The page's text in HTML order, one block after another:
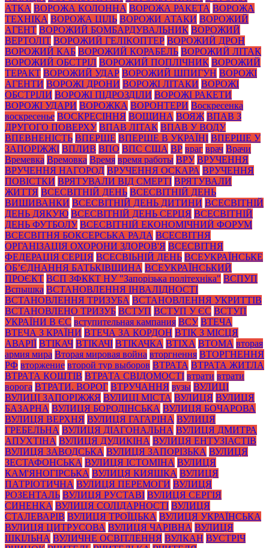
АТКА ВОРОЖА КОЛОННА ВОРОЖА РАКЕТА ВОРОЖА
ТЕХНІКА ВОРОЖА ЦІЛЬ ВОРОЖИ АТАКИ ВОРОЖИЙ
АГЕНТ ВОРОЖИЙ БОМБАРДУВАЛЬНИК ВОРОЖИЙ
ВЕРТОЛІТ ВОРОЖИЙ ГЕЛІКОПТЕР ВОРОЖИЙ ДРОН
ВОРОЖИЙ КАБ ВОРОЖИЙ КОРАБЕЛЬ ВОРОЖИЙ ЛІТАК
ВОРОЖИЙ ОБСТРІЛ ВОРОЖИЙ ПОПЛІЧНИК ВОРОЖИЙ
ТЕРАКТ ВОРОЖИЙ УДАР ВОРОЖИЙ ШПИГУН ВОРОЖІ
АГЕНТИ ВОРОЖІ ДРОНИ ВОРОЖІ ЛІТАКИ ВОРОЖІ
ОБСТРІЛИ ВОРОЖІ ПІДРОЗДІЛИ ВОРОЖІ РАКЕТИ
ВОРОЖІ УДАРИ ВОРОЖКА ВОРОНТЕРИ Воскресенка
воскресенье ВОСКРЕСІННЯ ВОЩИНА ВОЯЖ ВПАВ З
ДРУГОГО ПОВЕРХУ ВПАВ ЛІТАК ВПАВ У ВОДУ
ВПЕВНЕНІСТЬ ВПЕРШЕ ВПЕРШЕ В УКРАЇНІ ВПЕРШЕ У
ЗАПОРІЖЖІ ВПЛИВ ВПО ВПС США ВР враг врач Врачи
Времевка Времовка Время время работы ВРУ ВРУЧЕННЯ
ВРУЧЕННЯ НАГОРОД ВРУЧЕННЯ ОСКАРА ВРУЧЕННЯ
ПОВІСТКИ ВРЯТУВАЛИ ВІД СМЕРТІ ВРЯТУВАЛИ
ЖИТТЯ ВСЕСВІТНІЙ ДЕНЬ ВСЕСВІТНІЙ ДЕНЬ
ВИШИВАНКИ ВСЕСВІТНІЙ ДЕНЬ ДИТИНИ ВСЕСВІТНІЙ
ДЕНЬ ДЯКУЮ ВСЕСВІТНІЙ ДЕНЬ СЕРЦЯ ВСЕСВІТНІЙ
ДЕНЬ ФУТБОЛУ ВСЕСВІТНІЙ ЕКОНОМІЧНИЙ ФОРУМ
ВСЕСВІТНЯ БОКСЕРСЬКА РАДА ВСЕСВІТНЯ
ОРГАНІЗАЦІЯ ОХОРОНИ ЗДОРОВ'Я ВСЕСВІТНЯ
ФЕДЕРАЦІЯ СЕРЦЯ ВСЕСВІЬНІЙ ДЕНЬ ВСЕУКРАЇНСЬКЕ
ОБ’ЄДНАННЯ БАТЬКІВЩИНА ВСЕУКРАЇНСЬКИЙ
ПРОЄКТ ВСП ЗФККТ НУ "Запорізька політехніка" ВСПУП
Вспышка ВСТАНОВЛЕННЯ ІНВАЛІДНОСТІ
ВСТАНОВЛЕННЯ ТРИЗУБА ВСТАНОВЛЕННЯ УКРИТТІВ
ВСТАНОВЛЕНО ТРИЗУБ ВСТУП ВСТУП У ЄС ВСТУП
УКРАЇНИ В ЄС вступительная кампания ВСУ ВТЕЧА
ВТЕЧА З КРАЇНИ ВТЕЧА ЗА КОРДОН ВТІК З МІСЦЯ
АВАРІЇ ВТІКАЧ ВТІКАЧІ ВТІКАЧКА ВТІХА ВТОМА вторая
армия мира Вторая мировая война вторгнення ВТОРГНЕННЯ
РФ вторжение второй тур выборов ВТРАТА ВТРАТА ЖИТЛА
ВТРАТА КОШТІВ ВТРАТА СВІДОМОСТІ втрати втрати
ворога ВТРАТИ. ВОРОГ ВТРУЧАННЯ вузы ВУЛИЦІ
ВУЛИЦІ ЗАПОРІЖЖЯ ВУЛИЦІ МІСТА ВУЛИЦЯ ВУЛИЦЯ
БАЗАРНА ВУЛИЦЯ БОРОДІНСЬКА ВУЛИЦЯ БОЧАРОВА
ВУЛИЦЯ ВЕРХНЯ ВУЛИЦЯ ГАГАРІНА ВУЛИЦЯ
ГРЕБЕЛЬНА ВУЛИЦЯ ДІАГОНАЛЬНА ВУЛИЦЯ ДМИТРА
АПУХТІНА ВУЛИЦЯ ДУДИКІНА ВУЛИЦЯ ЕНТУЗІАСТІВ
ВУЛИЦЯ ЗАВОДСЬКА ВУЛИЦЯ ЗАПОРІЗЬКА ВУЛИЦЯ
ЗЕСТАФОНСЬКА ВУЛИЦЯ ІСТОМІНА ВУЛИЦЯ
КАМ'ЯНОГІРСЬКА ВУЛИЦЯ КИЯШКА ВУЛИЦЯ
ПАТРІОТИЧНА ВУЛИЦЯ ПЕРЕМОГИ ВУЛИЦЯ
РОЗЕНТАЛЬ ВУЛИЦЯ РУСТАВІ ВУЛИЦЯ СЕРГІЯ
СИНЕНКА ВУЛИЦЯ СОЛІДАРНОСТІ ВУЛИЦЯ
СТАЛЕВАРІВ ВУЛИЦЯ ТРОЇЦЬКА ВУЛИЦЯ УКРАЇНСЬКА
ВУЛИЦЯ ЦИТРУСОВА ВУЛИЦЯ ЧАРІВНА ВУЛИЦЯ
ШКІЛЬНА ВУЛИЧНЕ ОСВІТЛЕННЯ ВУЛКАН ВУСТРІЧ